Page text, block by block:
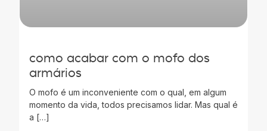
como acabar com o mofo dos
armários
O mofo é um inconveniente com o qual, em algum
momento da vida, todos precisamos lidar. Mas qual é
a […]